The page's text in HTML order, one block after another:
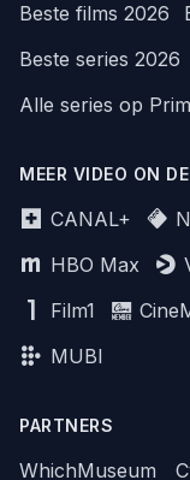
Beste films 2026
Beste series 2026
Alle series op
MEER VIDEO ON
CANAL+
HBO Max
Film1
MUBI
PARTNERS
WhichMuseum